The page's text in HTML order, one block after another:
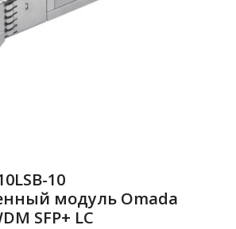
10
модуль Omada
SFP+ LC